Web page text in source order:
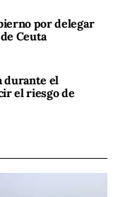
por delegar
Ceuta
durante el
el riesgo de